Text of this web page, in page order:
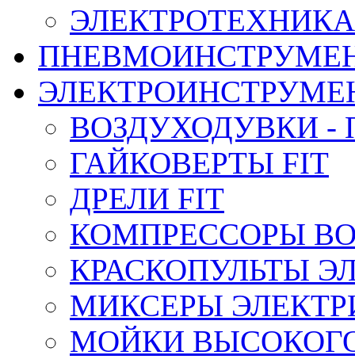
ЭЛЕКТРОТЕХНИКА
ВОЗДУХОДУВКИ -
ГАЙКОВЕРТЫ FIT
ДРЕЛИ FIT
КОМПРЕССОРЫ
КРАСКОПУЛЬТЫ
МИКСЕРЫ
МОЙКИ